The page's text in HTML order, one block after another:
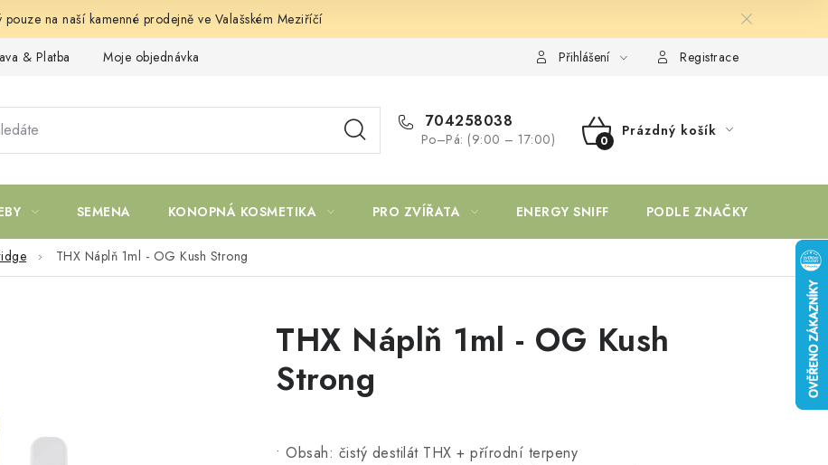
pouze na naší kamenné prodejně ve Valašském Meziříčí
& Platba Moje objednávka Přihlášení Registrace
704258038
Po–Pá: (9:00 – 17:00)
NÁKUPNÍ
Prázdný košík
SEMENA KONOPNÁ KOSMETIKA PRO ZVÍŘATA ENERGY SNIFF PODLE ZNAČKY
THX Náplň 1ml - OG Kush Strong
THX Náplň 1ml - OG Kush
Strong
• Obsah: čistý destilát THX + přírodní terpeny